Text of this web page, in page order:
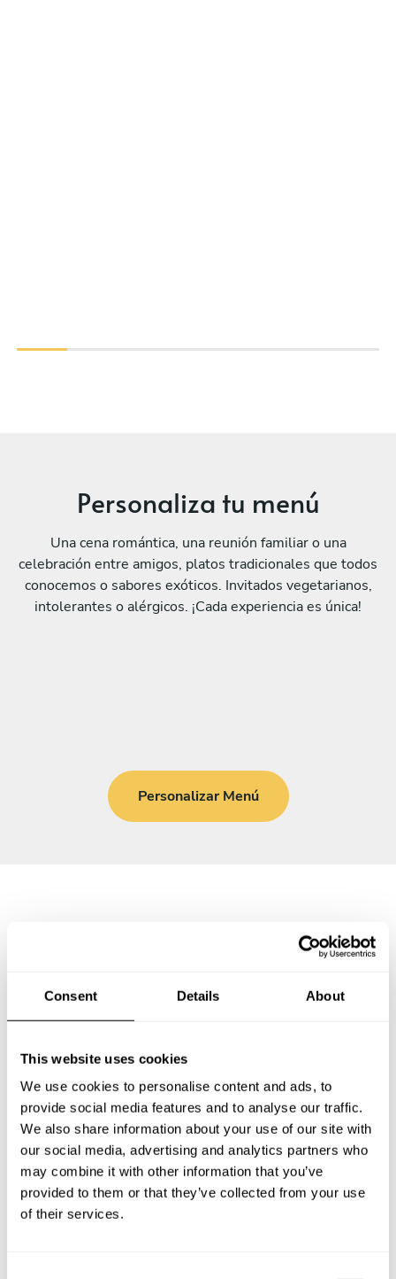
Consent Details About
This website uses cookies
We use cookies to personalise content and ads, to
provide social media features and to analyse our traffic.
We also share information about your use of our site with
our social media, advertising and analytics partners who
may combine it with other information that you’ve
provided to them or that they’ve collected from your use
of their services.
Personaliza tu menú
Una cena romántica, una reunión familiar o una
celebración entre amigos, platos tradicionales que todos
conocemos o sabores exóticos. Invitados vegetarianos,
intolerantes o alérgicos. ¡Cada experiencia es única!
Personalizar Menú
Preguntas frecuentes
Domicilio en La Serena.
¿Qué incluye un servicio de Chef a Domicilio en La
Serena?
¿Cuánto cuesta un Chef a Domicilio en La Serena?
¿Cómo puedo reservar un Chef a Domicilio en La
Serena?